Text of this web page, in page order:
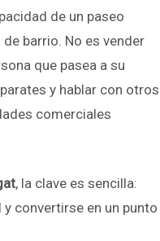
de un paseo
barrio. No es vender
que pasea a su
y hablar con otros
comerciales
, la clave es sencilla:
convertirse en un punto